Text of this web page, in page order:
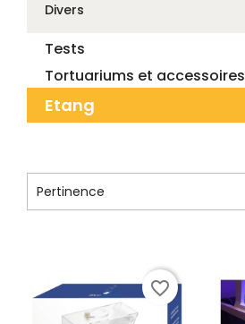
Divers
Tests
Tortuariums et accessoires
Etang
Pertinence
favorite_border